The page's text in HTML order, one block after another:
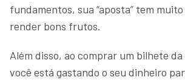
fundamentos, sua “aposta” tem
render bons frutos.
Além disso, ao comprar um bilhete da
você está gastando o seu dinheiro